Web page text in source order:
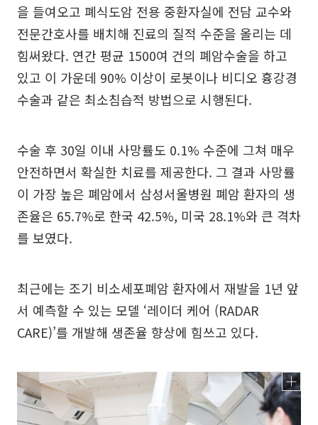
을 들여오고 폐식도암 전용 중환자실에 전담 교수와
전문간호사를 배치해 진료의 질적 수준을 올리는 데
힘써왔다. 연간 평균 1500여 건의 폐암수술을 하고
있고 이 가운데 90% 이상이 로봇이나 비디오 흉강경
수술과 같은 최소침습적 방법으로 시행된다.
수술 후 30일 이내 사망률도 0.1% 수준에 그쳐 매우
안전하면서 확실한 치료를 제공한다. 그 결과 사망률
이 가장 높은 폐암에서 삼성서울병원 폐암 환자의 생
존율은 65.7%로 한국 42.5%, 미국 28.1%와 큰 격차
를 보였다.
최근에는 조기 비소세포폐암 환자에서 재발을 1년 앞
서 예측할 수 있는 모델 ‘레이더 케어 (RADAR
CARE)’를 개발해 생존율 향상에 힘쓰고 있다.